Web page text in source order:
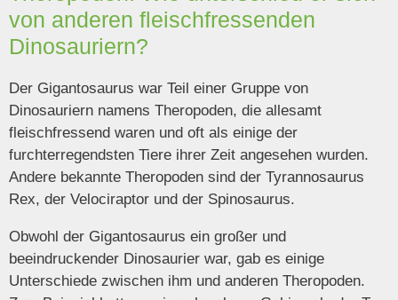
von anderen fleischfressenden
Dinosauriern?
Der Gigantosaurus war Teil einer Gruppe von
Dinosauriern namens Theropoden, die allesamt
fleischfressend waren und oft als einige der
furchterregendsten Tiere ihrer Zeit angesehen wurden.
Andere bekannte Theropoden sind der Tyrannosaurus
Rex, der Velociraptor und der Spinosaurus.
Obwohl der Gigantosaurus ein großer und
beeindruckender Dinosaurier war, gab es einige
Unterschiede zwischen ihm und anderen Theropoden.